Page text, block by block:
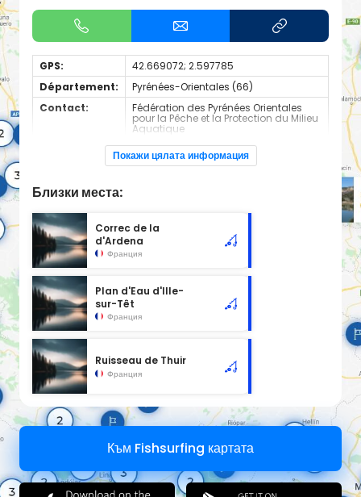
GPS:
42.669072; 2.597785
Département:
Pyrénées-Orientales (66)
Contact:
Fédération des Pyrénées Orientales
pour la Pêche et la Protection du Milieu
Aquatique
Carnassier, carpe, poisson blanc
Cours d'eau en 2nd catégorie
Покажи цялата информация
Близки места:
Correc de la
d'Ardena
Франция
Plan d'Eau d'Ille-
sur-Têt
Франция
Ruisseau de Thuir
Франция
Към Fishsurfing картата